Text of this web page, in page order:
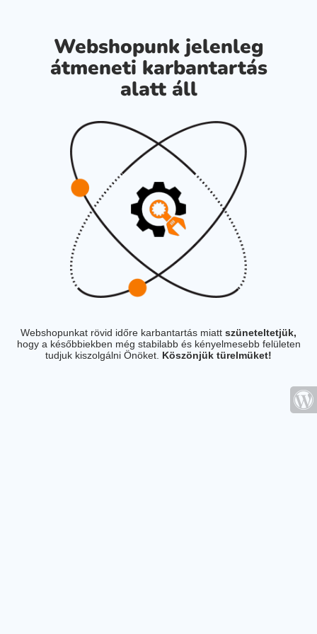
Webshopunk jelenleg
átmeneti karbantartás
alatt áll
Webshopunkat rövid időre karbantartás miatt szüneteltetjük,
hogy a későbbiekben még stabilabb és kényelmesebb felületen
tudjuk kiszolgálni Önöket. Köszönjük türelmüket!